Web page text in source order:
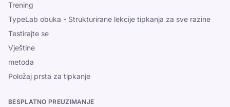
Trening
TypeLab obuka - Strukturirane lekcije tipkanja za sve razine
Testirajte se
Vještine
metoda
Položaj prsta za tipkanje
BESPLATNO PREUZIMANJE